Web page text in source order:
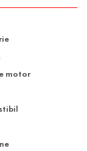
motor